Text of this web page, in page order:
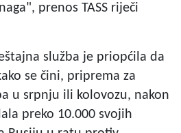
prenos TASS riječi
služba je priopćila da
se čini, priprema za
u srpnju ili kolovozu, nakon
preko 10.000 svojih